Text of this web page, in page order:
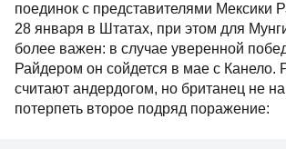
поединок с представителями Мексики
28 января в Штатах, при этом для
более важен: в случае уверенной
Райдером он сойдется в мае с Канело.
считают андердогом, но британец не
потерпеть второе подряд поражение: